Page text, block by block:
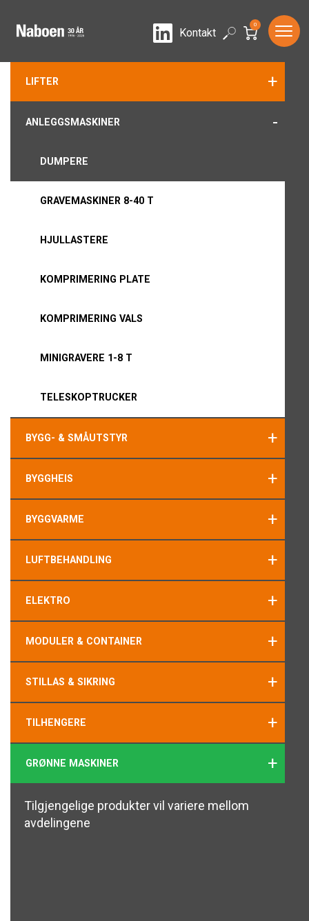
LinkedIn
Kontakt Search
0
LIFTER +
ANLEGGSMASKINER -
DUMPERE
GRAVEMASKINER 8-40 T
HJULLASTERE
KOMPRIMERING PLATE
KOMPRIMERING VALS
MINIGRAVERE 1-8 T
TELESKOPTRUCKER
BYGG- & SMÅUTSTYR +
BYGGHEIS +
BYGGVARME +
LUFTBEHANDLING +
ELEKTRO +
MODULER & CONTAINER +
STILLAS & SIKRING +
TILHENGERE +
GRØNNE MASKINER +
Tilgjengelige produkter vil variere mellom
avdelingene